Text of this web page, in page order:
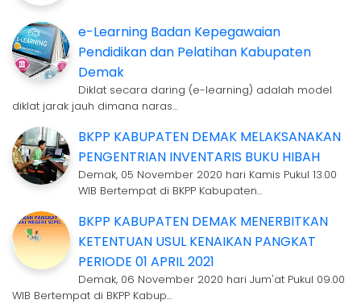
e-Learning Badan Kepegawaian
Pendidikan dan Pelatihan Kabupaten
Demak
Diklat secara daring (e-learning) adalah model
diklat jarak jauh dimana naras…
BKPP KABUPATEN DEMAK MELAKSANAKAN
PENGENTRIAN INVENTARIS BUKU HIBAH
Demak, 05 November 2020 hari Kamis Pukul 13.00
WIB Bertempat di BKPP Kabupaten…
BKPP KABUPATEN DEMAK MENERBITKAN
KETENTUAN USUL KENAIKAN PANGKAT
PERIODE 01 APRIL 2021
Demak, 06 November 2020 hari Jum'at Pukul 09.00
WIB Bertempat di BKPP Kabup…